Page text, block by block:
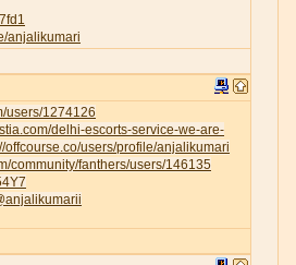
anjalikumari
users/1274126
delhi-escorts-service-we-are-
offcourse.co/users/profile/anjalikumari
community/fanthers/users/146135